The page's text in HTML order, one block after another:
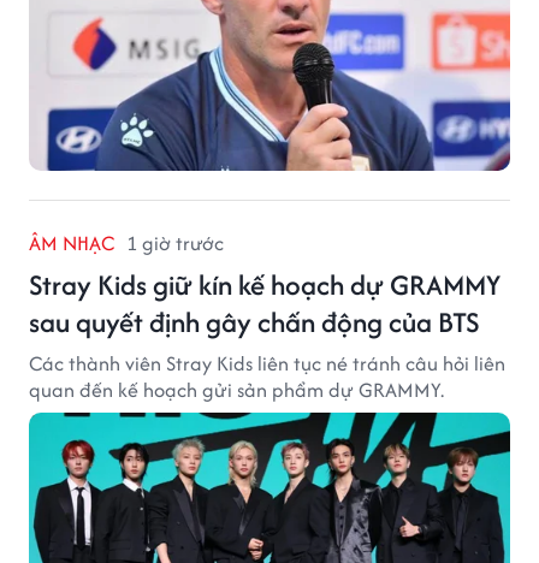
ÂM NHẠC 1 giờ trước
Stray Kids giữ kín kế hoạch dự GRAMMY
sau quyết định gây chấn động của BTS
Các thành viên Stray Kids liên tục né tránh câu hỏi liên
quan đến kế hoạch gửi sản phẩm dự GRAMMY.